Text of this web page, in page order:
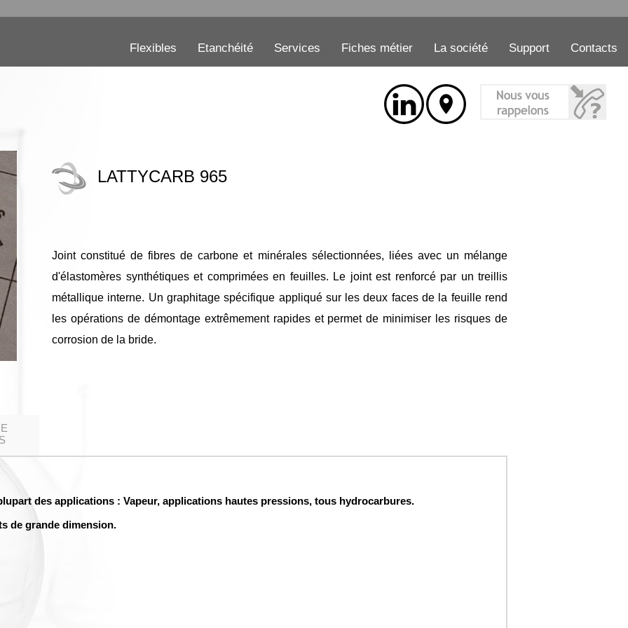
Flexibles Etanchéité Services Fiches métier La société Support Contacts
LATTYCARB 965
Joint constitué de fibres de carbone et minérales sélectionnées, liées avec un mélange
d'élastomères synthétiques et comprimées en feuilles. Le joint est renforcé par un treillis
métallique interne. Un graphitage spécifique appliqué sur les deux faces de la feuille rend
les opérations de démontage extrêmement rapides et permet de minimiser les risques de
corrosion de la bride.
des applications : Vapeur, applications hautes pressions, tous hydrocarbures.
de grande dimension.